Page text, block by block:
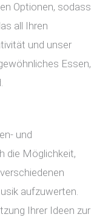
Optionen, sodass
all Ihren
und unser
Essen,
und
die Möglichkeit,
aufzuwerten.
Ihrer Ideen zur